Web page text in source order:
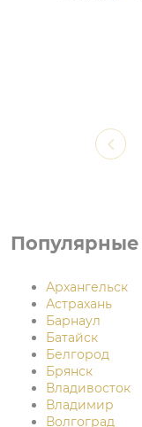
Популярные
Архангельск
Астрахань
Барнаул
Батайск
Белгород
Брянск
Владивосток
Владимир
Волгоград